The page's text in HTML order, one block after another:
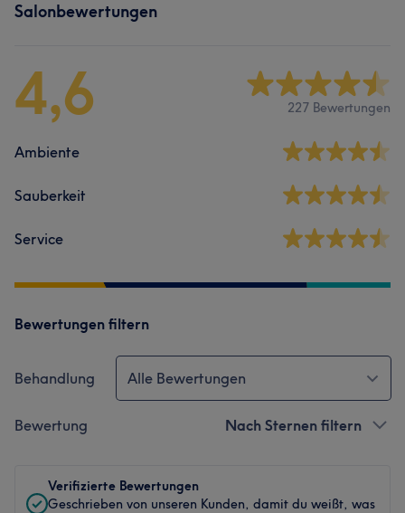
Salonbewertungen
4,6 227 Bewertungen
Ambiente
Sauberkeit
Service
Bewertungen filtern
Behandlung Alle Bewertungen
Bewertung Nach Sternen filtern
Verifizierte Bewertungen
Geschrieben von unseren Kunden, damit du weißt, was